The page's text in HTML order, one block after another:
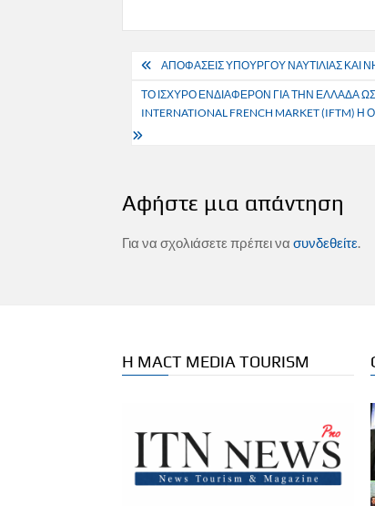
Πλοήγηση
άρθρων
ΑΠΟΦΑΣΕΙΣ ΥΠΟΥΡΓΟΥ ΝΑΥΤΙΛΙΑΣ ΚΑΙ
ΤΟ ΙΣΧΥΡΟ ΕΝΔΙΑΦΕΡΟΝ ΓΙΑ ΤΗΝ ΕΛΛΑΔΑ
INTERNATIONAL FRENCH MARKET
Αφήστε μια απάντηση
Για να σχολιάσετε πρέπει νασυνδεθείτε.
Η MACT MEDIA TOURISM